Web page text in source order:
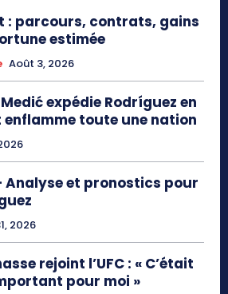
: parcours, contrats, gains
estimée
Août 3, 2026
expédie Rodríguez en
enflamme toute une nation
Analyse et pronostics pour
2026
rejoint l’UFC : « C’était
pour moi »